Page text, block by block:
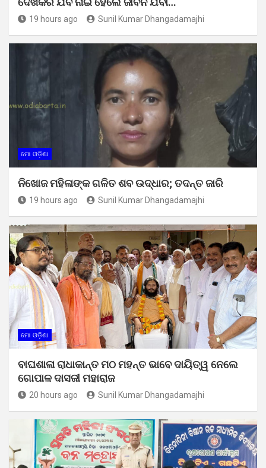
19 hours ago Sunil Kumar Dhangadamajhi
ମୋ ଓଡ଼ିଶା
ନିଖୋଜ ମହିଳାଙ୍କ ଗଳିତ ଶବ ଉଦ୍ଧାର; ତଦନ୍ତ ଜାରି
19 hours ago Sunil Kumar Dhangadamajhi
ମୋ ଓଡ଼ିଶା
ବାଘଶାଳା ରାଧାକାନ୍ତ ମଠ ମହନ୍ତ ଭାବେ ଦାୟିତ୍ୱ ନେଲେ
ଗୋପାଳ ଦାସଜୀ ମହାରାଜ
20 hours ago Sunil Kumar Dhangadamajhi